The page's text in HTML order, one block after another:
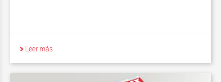
Leer más